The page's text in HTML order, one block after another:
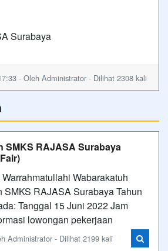
Surabaya
- Oleh Administrator - Dilihat 2308 kali
SMKS RAJASA Surabaya
Wabarakatuh
SMKS RAJASA Surabaya Tahun
Tanggal 15 Juni 2022 Jam
lowongan pekerjaan
Administrator - Dilihat 2199 kali